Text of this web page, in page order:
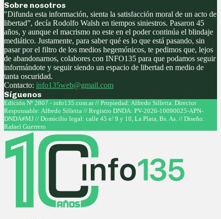
Sobre nosotros
"Difunda esta información, sienta la satisfacción moral de un acto de
libertad”, decía Rodolfo Walsh en tiempos siniestros. Pasaron 45
años, y aunque el macrismo no este en el poder continúa el blindaje
mediático. Justamente, para saber qué es lo que está pasando, sin
pasar por el filtro de los medios hegemónicos, te pedimos que, lejos
de abandonarnos, colabores con INFO135 para que podamos seguir
informándote y seguir siendo un espacio de libertad en medio de
tanta oscuridad.
Contacto: info135web@gmail.com
Síguenos
Facebook
Twitter
Instagram
Youtube
Edición Nº 2807 - info135.com.ar // Propiedad: Alfredo Silletta. Director
Responsable: Alfredo Silletta // Registro DNDA: PV-2026-10090025-APN-
DNDA#MJ // Domicilio legal: calle 45 e/ 9 y 10, La Plata, Bs. As. // Diseño:
Rafael Guerrero